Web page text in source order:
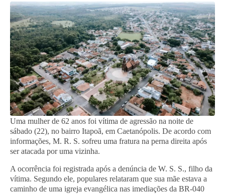
Uma mulher de 62 anos foi vítima de agressão na noite de
sábado (22), no bairro Itapoã, em Caetanópolis. De acordo com
informações, M. R. S. sofreu uma fratura na perna direita após
ser atacada por uma vizinha.
A ocorrência foi registrada após a denúncia de W. S. S., filho da
vítima. Segundo ele, populares relataram que sua mãe estava a
caminho de uma igreja evangélica nas imediações da BR-040